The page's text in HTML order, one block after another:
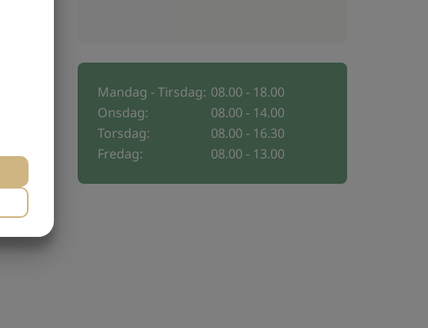
Mandag - Tirsdag: 08.00 - 18.00
Onsdag:
08.00 - 14.00
Torsdag:
08.00 - 16.30
Fredag:
08.00 - 13.00